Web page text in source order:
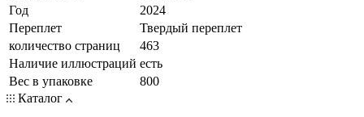
Год
2024
Переплет
Твердый переплет
количество страниц
463
Наличие иллюстраций есть
Вес в упаковке
800
Каталог